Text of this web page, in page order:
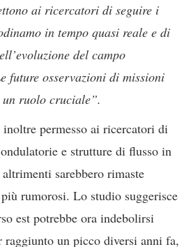
ai ricercatori di seguire i
in tempo quasi reale e di
del campo
future osservazioni di missioni
un ruolo cruciale”.
permesso ai ricercatori di
e strutture di flusso in
sarebbero rimaste
rumorosi. Lo studio suggerisce
est potrebbe ora indebolirsi
raggiunto un picco diversi anni fa,